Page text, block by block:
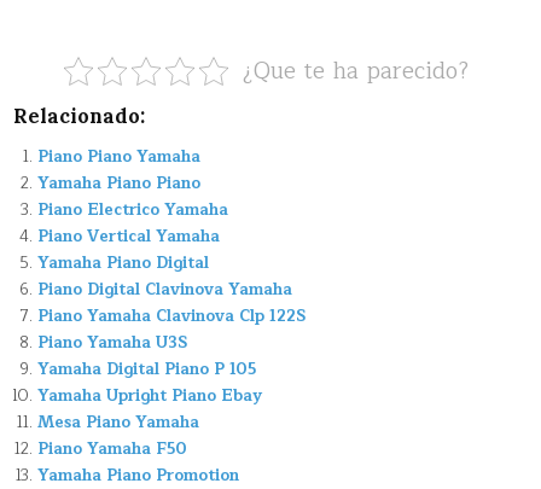
¿Que te ha parecido?
Relacionado:
Piano Piano Yamaha
Yamaha Piano Piano
Piano Electrico Yamaha
Piano Vertical Yamaha
Yamaha Piano Digital
Piano Digital Clavinova Yamaha
Piano Yamaha Clavinova Clp 122S
Piano Yamaha U3S
Yamaha Digital Piano P 105
Yamaha Upright Piano Ebay
Mesa Piano Yamaha
Piano Yamaha F50
Yamaha Piano Promotion